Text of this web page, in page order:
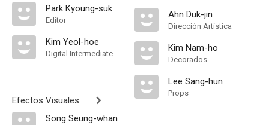
Park Kyoung-suk
Editor
Kim Yeol-hoe
Digital Intermediate
Efectos Visuales
Song Seung-whan
Ahn Duk-jin
Dirección Artística
Kim Nam-ho
Decorados
Lee Sang-hun
Props